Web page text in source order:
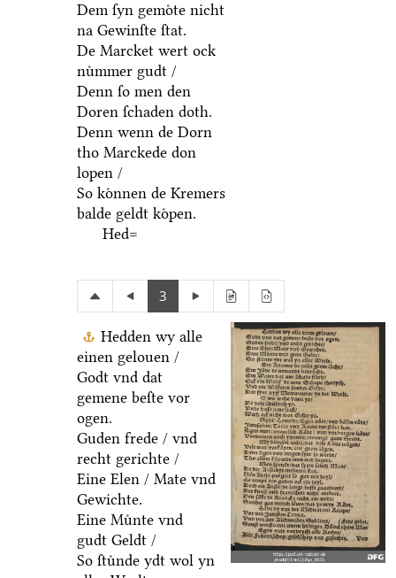
Dem ſyn gemoͤte nicht
na Gewinſte ſtat.
De Marcket wert ock
nuͤmmer gudt /
Denn ſo men den
Doren ſchaden doth.
Denn wenn de Dorn
tho Marckede don
lopen /
So koͤnnen de Kremers
balde geldt koͤpen.
Hed=
3
Hedden wy alle
einen gelouen /
Godt vnd dat
gemene beſte vor
ogen.
Guden frede / vnd
recht gerichte /
Eine Elen / Mate vnd
Gewichte.
Eine Muͤnte vnd
gudt Geldt /
So ſtuͤnde ydt wol yn